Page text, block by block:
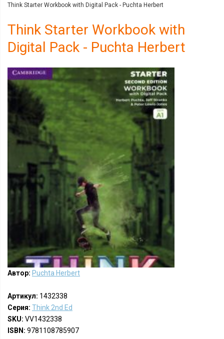
Think Starter Workbook with Digital Pack - Puchta Herbert
Think Starter Workbook with
Digital Pack - Puchta Herbert
Автор: Puchta Herbert
Артикул: 1432338
Серия: Think 2nd Ed
SKU: VV1432338
ISBN: 9781108785907